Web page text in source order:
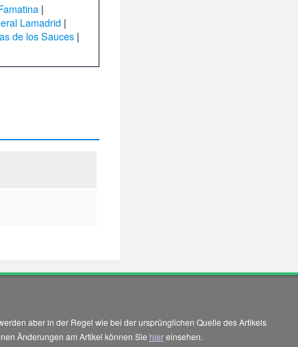
|
Lamadrid|
de los Sauces |
aber in der Regel wie bei der ursprünglichen Quelle des Artikels
Änderungen am Artikel können Sie hiereinsehen.